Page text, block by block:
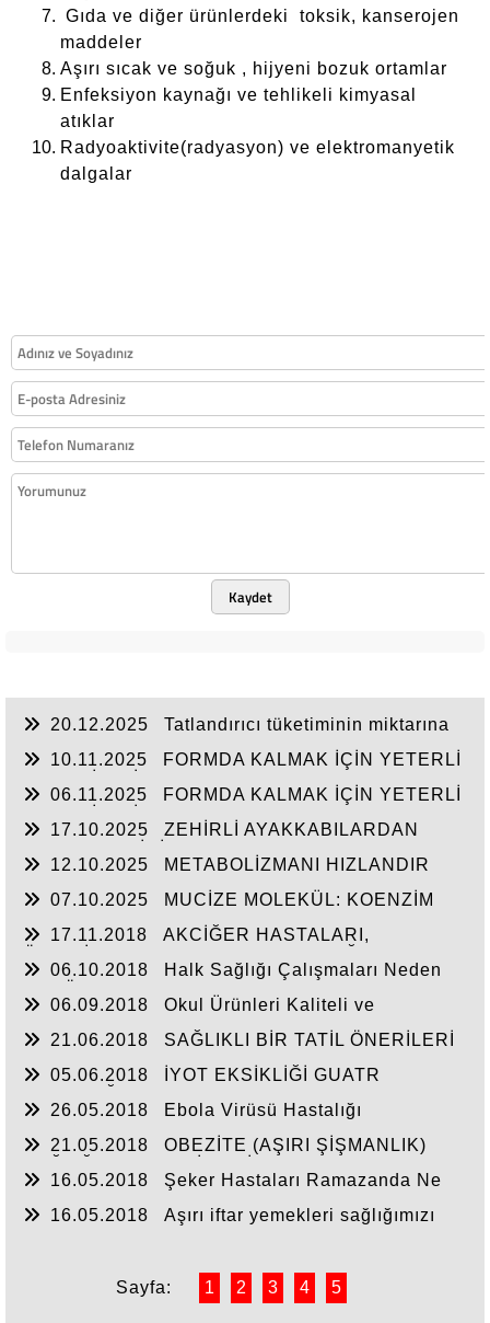
Gıda ve diğer ürünlerdeki toksik, kanserojen
maddeler
Aşırı sıcak ve soğuk , hijyeni bozuk ortamlar
Enfeksiyon kaynağı ve tehlikeli kimyasal
atıklar
Radyoaktivite(radyasyon) ve elektromanyetik
dalgalar
Kaydet
20.12.2025
Tatlandırıcı tüketiminin miktarına
10.11.2025
FORMDA KALMAK İÇİN YETERLİ
06.11.2025
FORMDA KALMAK İÇİN YETERLİ
17.10.2025
ZEHİRLİ AYAKKABILARDAN
12.10.2025
METABOLİZMANI HIZLANDIR
07.10.2025
MUCİZE MOLEKÜL: KOENZİM
17.11.2018
AKCİĞER HASTALARI,
HAVALARDA DAHA DİKKATLİ OLMALIDIR!
06.10.2018
Halk Sağlığı Çalışmaları Neden
06.09.2018
Okul Ürünleri Kaliteli ve
21.06.2018
SAĞLIKLI BİR TATİL ÖNERİLERİ
05.06.2018
İYOT EKSİKLİĞİ GUATR
26.05.2018
Ebola Virüsü Hastalığı
21.05.2018
OBEZİTE (AŞIRI ŞİŞMANLIK)
16.05.2018
Şeker Hastaları Ramazanda Ne
16.05.2018
Aşırı iftar yemekleri sağlığımızı
Sayfa: 1 2 3 4 5